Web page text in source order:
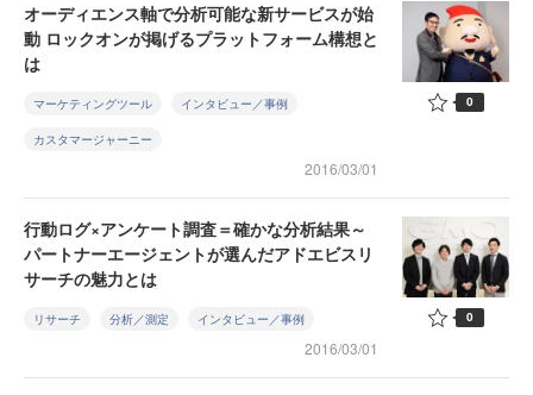
オーディエンス軸で分析可能な新サービスが始
動 ロックオンが掲げるプラットフォーム構想と
は
マーケティングツール インタビュー／事例
カスタマージャーニー
2016/03/01
0
行動ログ×アンケート調査＝確かな分析結果～
パートナーエージェントが選んだアドエビスリ
サーチの魅力とは
リサーチ 分析／測定 インタビュー／事例
2016/03/01
0